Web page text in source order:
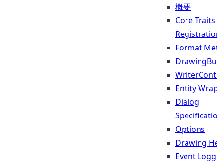
概要
Core
Format
Entity
Dialog
Options
Drawing
Event